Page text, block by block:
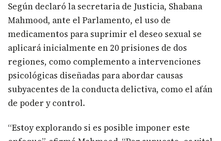
Según declaró la secretaria de Justicia, Shabana
Mahmood, ante el Parlamento, el uso de
medicamentos para suprimir el deseo sexual se
aplicará inicialmente en 20 prisiones de dos
regiones, como complemento a intervenciones
psicológicas diseñadas para abordar causas
subyacentes de la conducta delictiva, como el afán
de poder y control.
“Estoy explorando si es posible imponer este